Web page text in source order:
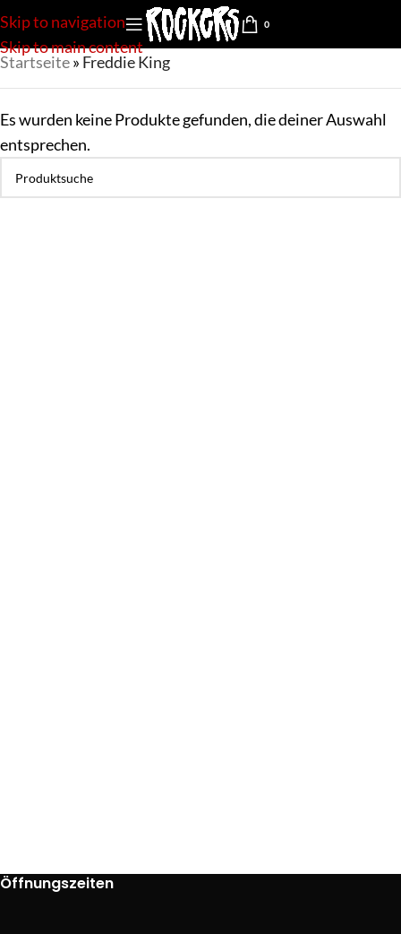
Skip to navigation
Skip to main content
0
Startseite» Freddie King
Es wurden keine Produkte gefunden, die deiner Auswahl
entsprechen.
Öffnungszeiten